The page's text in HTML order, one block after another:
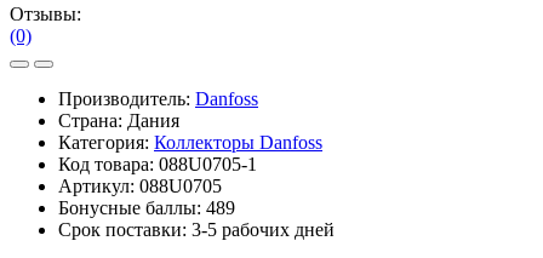
Отзывы:
(0)
Производитель: Danfoss
Страна: Дания
Категория: Коллекторы Danfoss
Код товара: 088U0705-1
Артикул: 088U0705
Бонусные баллы: 489
Срок поставки: 3-5 рабочих дней